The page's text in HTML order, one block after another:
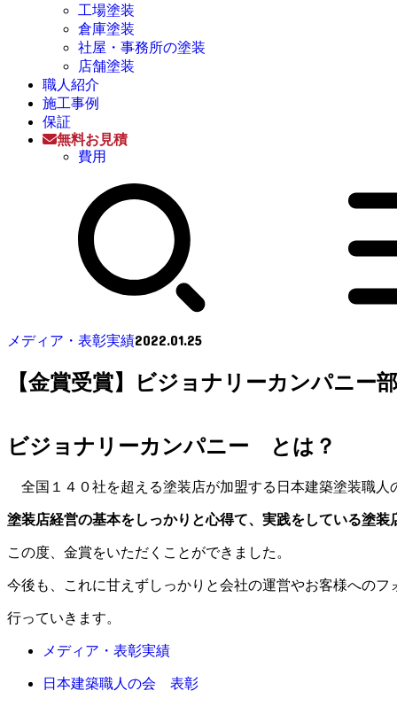
工場塗装
倉庫塗装
社屋・事務所の塗装
店舗塗装
職人紹介
施工事例
保証
無料お見積
費用
メディア・表彰実績2022.01.25
【金賞受賞】ビジョナリーカンパニ
ビジョナリーカンパニー とは？
全国１４０社を超える塗装店が加盟する日本建築塗装職人
塗装店経営の基本をしっかりと心得て、実践をしている塗装
この度、金賞をいただくことができました。
今後も、これに甘えずしっかりと会社の運営やお客様へのフ
行っていきます。
メディア・表彰実績
日本建築職人の会 表彰